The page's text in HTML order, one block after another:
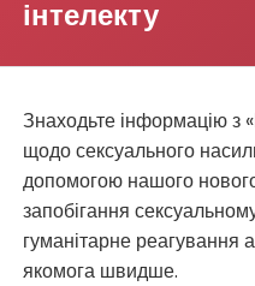
інтелекту
Знаходьте інформацію з
щодо сексуального
допомогою нашого
запобігання
гуманітарне реагування
якомога швидше.